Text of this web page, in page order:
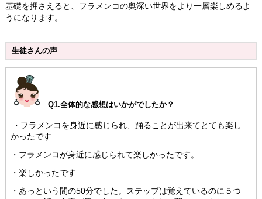
基礎を押さえると、フラメンコの奥深い世界をより一層楽しめるよ
うになります。
生徒さんの声
Q1.全体的な感想はいかがでしたか？
・フラメンコを身近に感じられ、踊ることが出来てとても楽し
かったです
・フラメンコが身近に感じられて楽しかったです。
・楽しかったです
・あっという間の50分でした。ステップは覚えているのに５つ